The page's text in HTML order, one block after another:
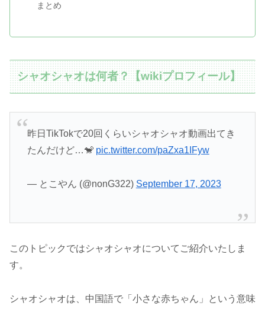
まとめ
シャオシャオは何者？【wikiプロフィール】
昨日TikTokで20回くらいシャオシャオ動画出てき
たんだけど…🐒 pic.twitter.com/paZxa1IFyw
— とこやん (@nonG322) September 17, 2023
このトピックではシャオシャオについてご紹介いたしま
す。
シャオシャオは、中国語で「小さな赤ちゃん」という意味